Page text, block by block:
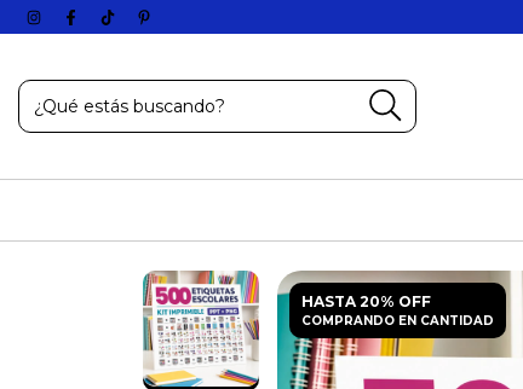
HASTA 20% OFF
COMPRANDO EN CANTIDAD